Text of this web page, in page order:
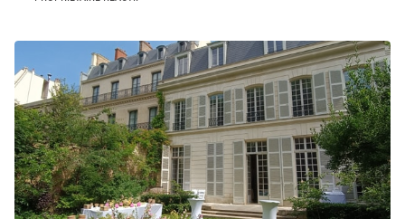
Centre commercial
Rooftop
À l'étage
Autre